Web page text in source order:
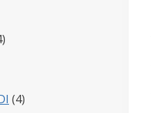
товара
4товара